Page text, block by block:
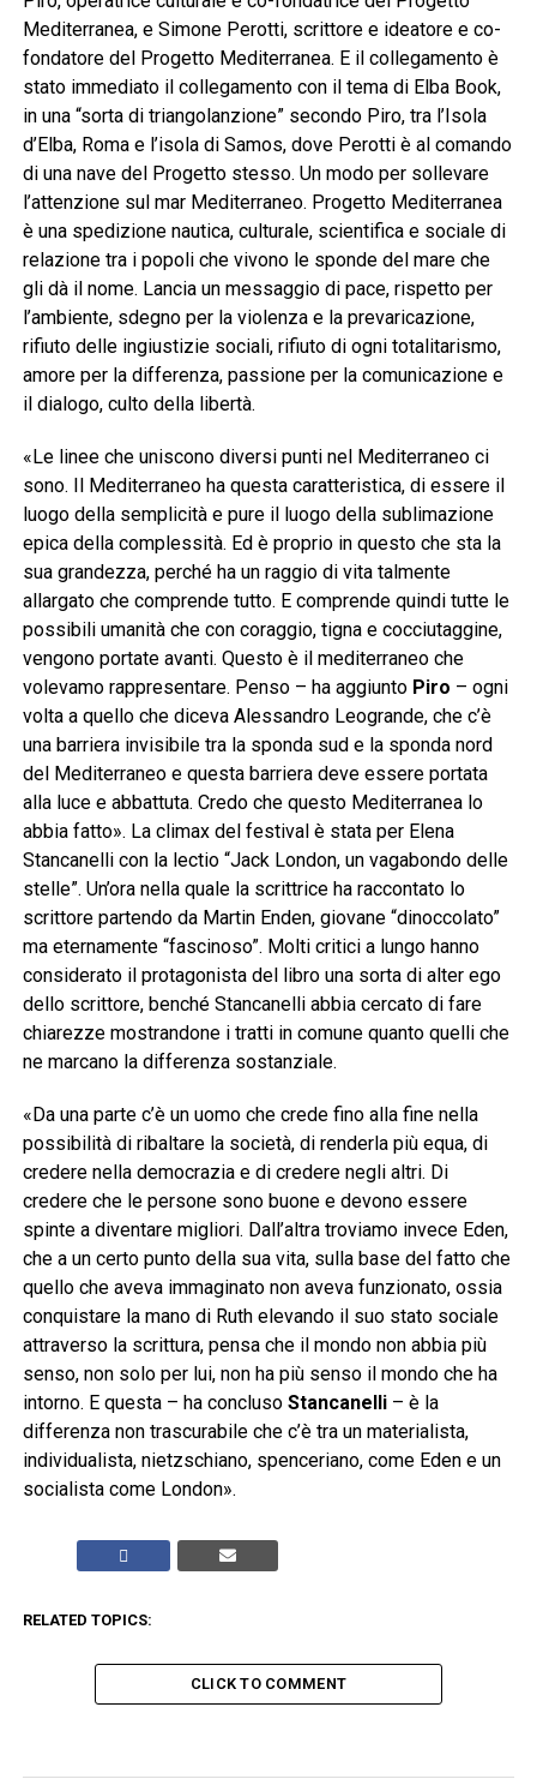
Mediterranea, e Simone Perotti, scrittore e ideatore e co-
fondatore del Progetto Mediterranea. E il collegamento è
stato immediato il collegamento con il tema di Elba Book,
in una “sorta di triangolanzione” secondo Piro, tra l’Isola
d’Elba, Roma e l’isola di Samos, dove Perotti è al comando
di una nave del Progetto stesso. Un modo per sollevare
l’attenzione sul mar Mediterraneo. Progetto Mediterranea
è una spedizione nautica, culturale, scientifica e sociale di
relazione tra i popoli che vivono le sponde del mare che
gli dà il nome. Lancia un messaggio di pace, rispetto per
l’ambiente, sdegno per la violenza e la prevaricazione,
rifiuto delle ingiustizie sociali, rifiuto di ogni totalitarismo,
amore per la differenza, passione per la comunicazione e
il dialogo, culto della libertà.
«Le linee che uniscono diversi punti nel Mediterraneo ci
sono. Il Mediterraneo ha questa caratteristica, di essere il
luogo della semplicità e pure il luogo della sublimazione
epica della complessità. Ed è proprio in questo che sta la
sua grandezza, perché ha un raggio di vita talmente
allargato che comprende tutto. E comprende quindi tutte le
possibili umanità che con coraggio, tigna e cocciutaggine,
vengono portate avanti. Questo è il mediterraneo che
volevamo rappresentare. Penso – ha aggiunto Piro – ogni
volta a quello che diceva Alessandro Leogrande, che c’è
una barriera invisibile tra la sponda sud e la sponda nord
del Mediterraneo e questa barriera deve essere portata
alla luce e abbattuta. Credo che questo Mediterranea lo
abbia fatto». La climax del festival è stata per Elena
Stancanelli con la lectio “Jack London, un vagabondo delle
stelle”. Un’ora nella quale la scrittrice ha raccontato lo
scrittore partendo da Martin Enden, giovane “dinoccolato”
ma eternamente “fascinoso”. Molti critici a lungo hanno
considerato il protagonista del libro una sorta di alter ego
dello scrittore, benché Stancanelli abbia cercato di fare
chiarezze mostrandone i tratti in comune quanto quelli che
ne marcano la differenza sostanziale.
«Da una parte c’è un uomo che crede fino alla fine nella
possibilità di ribaltare la società, di renderla più equa, di
credere nella democrazia e di credere negli altri. Di
credere che le persone sono buone e devono essere
spinte a diventare migliori. Dall’altra troviamo invece Eden,
che a un certo punto della sua vita, sulla base del fatto che
quello che aveva immaginato non aveva funzionato, ossia
conquistare la mano di Ruth elevando il suo stato sociale
attraverso la scrittura, pensa che il mondo non abbia più
senso, non solo per lui, non ha più senso il mondo che ha
intorno. E questa – ha concluso Stancanelli– è la
differenza non trascurabile che c’è tra un materialista,
individualista, nietzschiano, spenceriano, come Eden e un
socialista come London».
RELATED TOPICS:
CLICK TO COMMENT